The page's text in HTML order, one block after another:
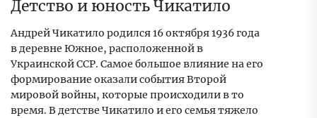
Детство и юность Чикатило
Андрей Чикатило родился 16 октября 1936 года
в деревне Южное, расположенной в
Украинской ССР. Самое большое влияние на его
формирование оказали события Второй
мировой войны, которые происходили в то
время. В детстве Чикатило и его семья тяжело